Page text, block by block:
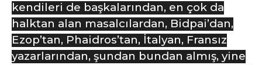
kendileri de başkalarından, en çok da
halktan alan masalcılardan, Bidpai’dan,
Ezop’tan, Phaidros’tan, İtalyan, Fransız
yazarlarından, şundan bundan almış, yine